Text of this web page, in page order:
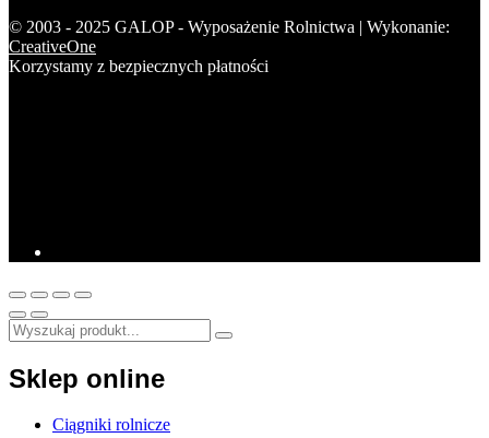
© 2003 - 2025 GALOP - Wyposażenie Rolnictwa | Wykonanie:
CreativeOne
Korzystamy z bezpiecznych płatności
Sklep online
Ciągniki rolnicze